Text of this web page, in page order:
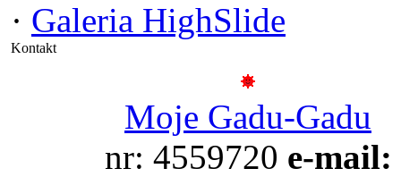
· Galeria HighSlide
Kontakt
Moje Gadu-Gadu
nr: 4559720 e-mail: